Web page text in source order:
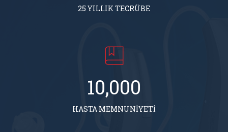
25 YILLIK TECRÜBE
10,000
HASTA MEMNUNİYETİ